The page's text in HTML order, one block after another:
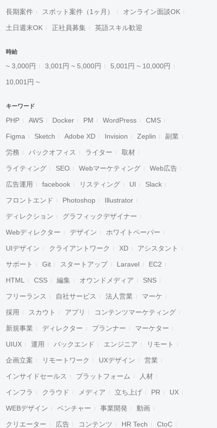
長期案件 スポット案件（1ヶ月） オンライン面談OK
土日週末OK 正社員募集 英語スキル歓迎
時給
~ 3,000円 3,001円 ~ 5,000円 5,001円 ~ 10,000円
10,001円 ~
キーワード
PHP AWS Docker PM WordPress CMS
Figma Sketch Adobe XD Invision Zeplin 副業
労務 バックオフィス ライター 取材
ライティング SEO Webマーケティング Web広告
広告運用 facebook リスティング UI Slack
フロントエンド Photoshop Illustrator
ディレクション グラフィックデザイナー
Webディレクター デザイン ホワイトペーパー
UIデザイン クライアントワーク XD アシスタント
サポート Git スタートアップ Laravel EC2
HTML CSS 編集 オウンドメディア SNS
フリーランス 自社サービス 法人営業 マーケ
採用 スカウト アプリ コンテンツマーケティング
新規事業 ディレクター プランナー マーケター
UIUX 運用 バックエンド エンジニア リモート
企画立案 リモートワーク UXデザイン 営業
インサイドセールス プラットフォーム 人材
インフラ クラウド メディア 立ち上げ PR UX
WEBデザイン ベンチャー 事業開発 動画
クリエーター 広告 コンテンツ HR Tech CtoC